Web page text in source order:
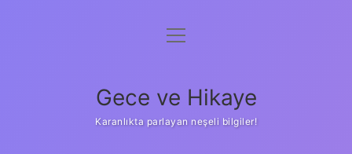
Anasayfa
Yasal Uyarı
menüyü
Gece ve Hikaye
Karanlıkta parlayan neşeli bilgiler!